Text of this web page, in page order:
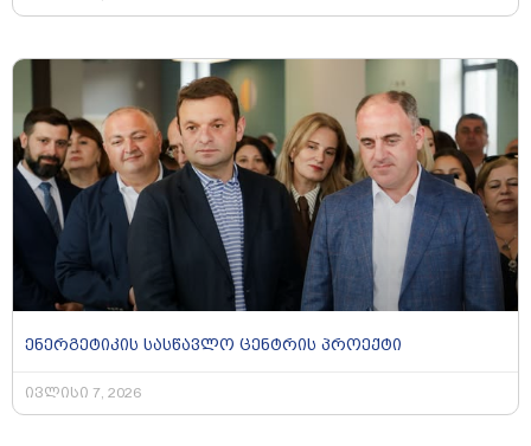
ენერგეტიკის სასწავლო ცენტრის პროექტი
ივლისი 7, 2026